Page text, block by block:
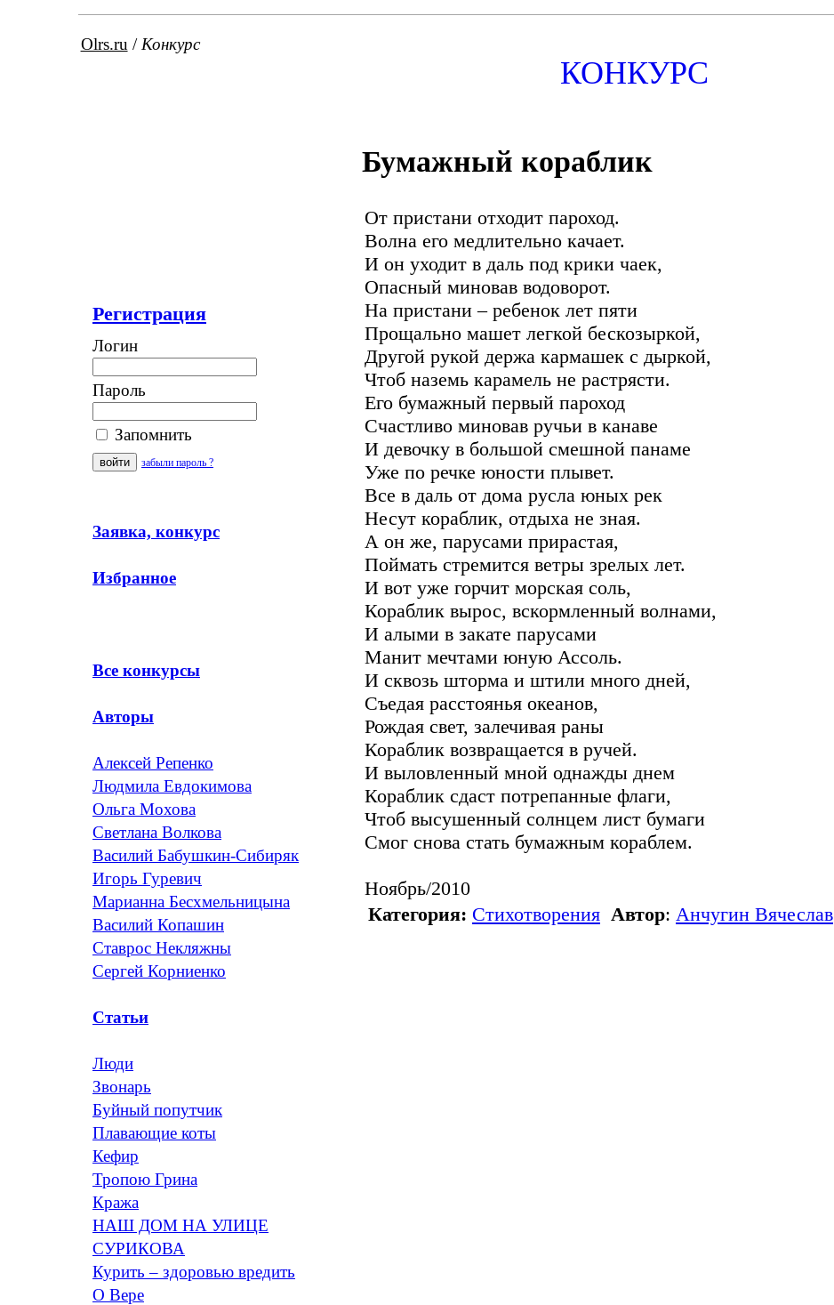
Olrs.ru / Конкурс
КОНКУРС
Регистрация
Логин
Пароль
Запомнить
забыли пароль ?
Заявка, конкурс
Избранное
Все конкурсы
Авторы
Алексей Репенко
Людмила Евдокимова
Ольга Мохова
Светлана Волкова
Василий Бабушкин-Сибиряк
Игорь Гуревич
Марианна Бесхмельницына
Василий Копашин
Ставрос Некляжны
Сергей Корниенко
Статьи
Люди
Звонарь
Буйный попутчик
Плавающие коты
Кефир
Тропою Грина
Кража
НАШ ДОМ НА УЛИЦЕ
СУРИКОВА
Курить – здоровью вредить
О Вере
Бумажный кораблик
От пристани отходит пароход.
Волна его медлительно качает.
И он уходит в даль под крики чаек,
Опасный миновав водоворот.
На пристани – ребенок лет пяти
Прощально машет легкой бескозыркой,
Другой рукой держа кармашек с дыркой,
Чтоб наземь карамель не растрясти.
Его бумажный первый пароход
Счастливо миновав ручьи в канаве
И девочку в большой смешной панаме
Уже по речке юности плывет.
Все в даль от дома русла юных рек
Несут кораблик, отдыха не зная.
А он же, парусами прирастая,
Поймать стремится ветры зрелых лет.
И вот уже горчит морская соль,
Кораблик вырос, вскормленный волнами,
И алыми в закате парусами
Манит мечтами юную Ассоль.
И сквозь шторма и штили много дней,
Съедая расстоянья океанов,
Рождая свет, залечивая раны
Кораблик возвращается в ручей.
И выловленный мной однажды днем
Кораблик сдаст потрепанные флаги,
Чтоб высушенный солнцем лист бумаги
Смог снова стать бумажным кораблем.
Ноябрь/2010
Категория: Стихотворения Автор: Анчугин Вячеслав